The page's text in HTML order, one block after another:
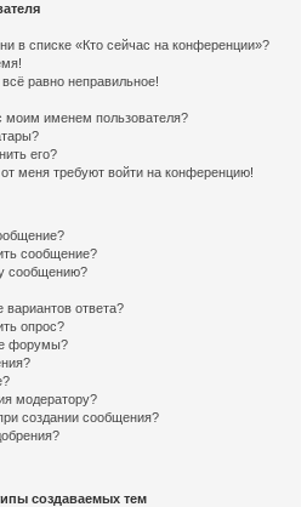
в списке «Кто сейчас на конференции»?
равно неправильное!
моим именем пользователя?
его?
меня требуют войти на конференцию!
сообщение?
сообщению?
ответа?
опрос?
форумы?
модератору?
создании сообщения?
создаваемых тем